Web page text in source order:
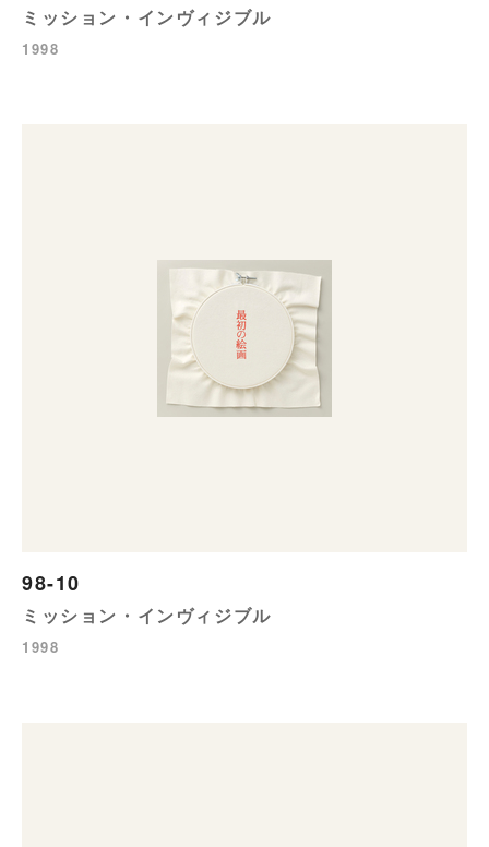
ミッション・インヴィジブル
1998
98-10
ミッション・インヴィジブル
1998